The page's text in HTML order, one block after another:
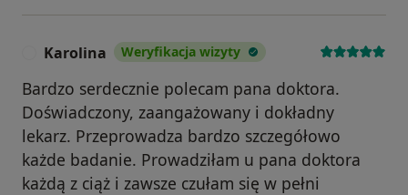
Karolina Weryfikacja wizyty
Bardzo serdecznie polecam pana doktora.
Doświadczony, zaangażowany i dokładny
lekarz. Przeprowadza bardzo szczegółowo
każde badanie. Prowadziłam u pana doktora
każdą z ciąż i zawsze czułam się w pełni